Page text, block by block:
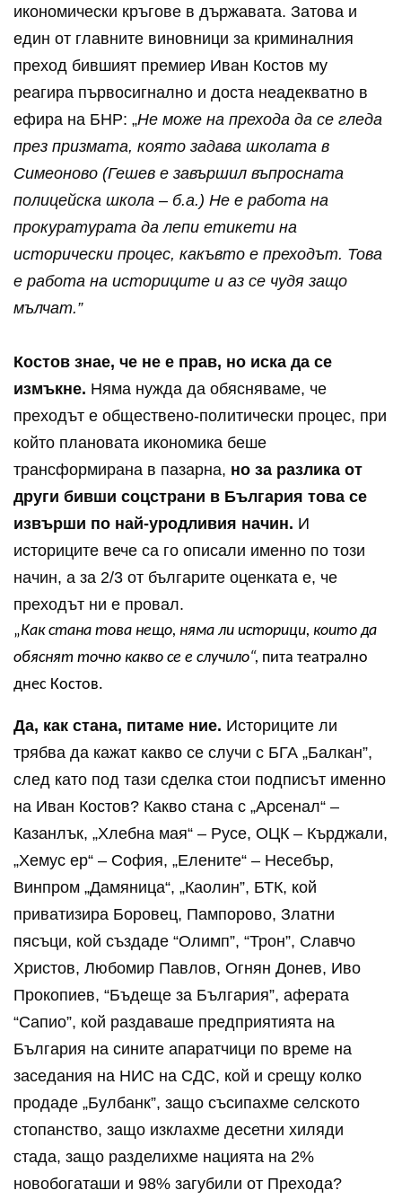
икономически кръгове в държавата. Затова и
един от главните виновници за криминалния
преход бившият премиер Иван Костов му
реагира първосигнално и доста неадекватно в
ефира на БНР: „Не може на прехода да се гледа
през призмата, която задава школата в
Симеоново (Гешев е завършил въпросната
полицейска школа – б.а.) Не е работа на
прокуратурата да лепи етикети на
исторически процес, какъвто е преходът. Това
е работа на историците и аз се чудя защо
мълчат.”
Костов знае, че не е прав, но иска да се
измъкне. Няма нужда да обясняваме, че
преходът е обществено-политически процес, при
който плановата икономика беше
трансформирана в пазарна, но за разлика от
други бивши соцстрани в България това се
извърши по най-уродливия начин. И
историците вече са го описали именно по този
начин, а за 2/3 от българите оценката е, че
преходът ни е провал.
„Как стана това нещо, няма ли историци, които да
обяснят точно какво се е случило“, пита театрално
днес Костов.
Да, как стана, питаме ние. Историците ли
трябва да кажат какво се случи с БГА „Балкан”,
след като под тази сделка стои подписът именно
на Иван Костов? Какво стана с „Арсенал“ –
Казанлък, „Хлебна мая“ – Русе, ОЦК – Кърджали,
„Хемус ер“ – София, „Елените“ – Несебър,
Винпром „Дамяница“, „Каолин”, БТК, кой
приватизира Боровец, Пампорово, Златни
пясъци, кой създаде “Олимп”, “Трон”, Славчо
Христов, Любомир Павлов, Огнян Донев, Иво
Прокопиев, “Бъдеще за България”, аферата
“Сапио”, кой раздаваше предприятията на
България на сините апаратчици по време на
заседания на НИС на СДС, кой и срещу колко
продаде „Булбанк”, защо съсипахме селското
стопанство, защо изклахме десетни хиляди
стада, защо разделихме нацията на 2%
новобогаташи и 98% загубили от Прехода?